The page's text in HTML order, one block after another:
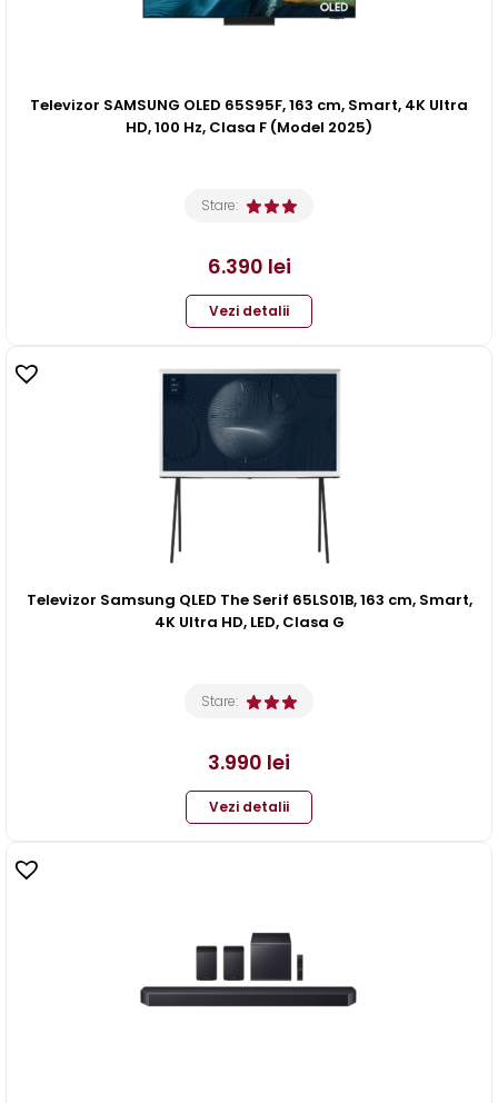
Televizor SAMSUNG OLED 65S95F, 163 cm, Smart, 4K Ultra
HD, 100 Hz, Clasa F (Model 2025)
Stare:
6.390 lei
Vezi detalii
Televizor Samsung QLED The Serif 65LS01B, 163 cm, Smart,
4K Ultra HD, LED, Clasa G
Stare:
3.990 lei
Vezi detalii